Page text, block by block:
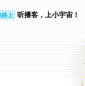
上 听播客，上小宇宙！